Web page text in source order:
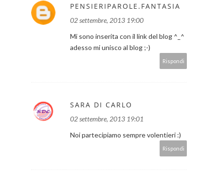
PENSIERIPAROLE.FANTASIA
02 settembre, 2013 19:00
Mi sono inserita con il link del blog ^_^
adesso mi unisco al blog ;-)
Rispondi
SARA DI CARLO
02 settembre, 2013 19:01
Noi partecipiamo sempre volentieri :)
Rispondi